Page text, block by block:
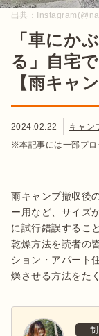
出典：
「車にか
る」自宅
【雨キャ
2024.02.22
キャン
※本記事には一部プ
雨キャンプ撤収後
ー用など、サイズ
に試行錯誤するこ
乾燥方法を読者の
ション・アパート
燥させる方法をた